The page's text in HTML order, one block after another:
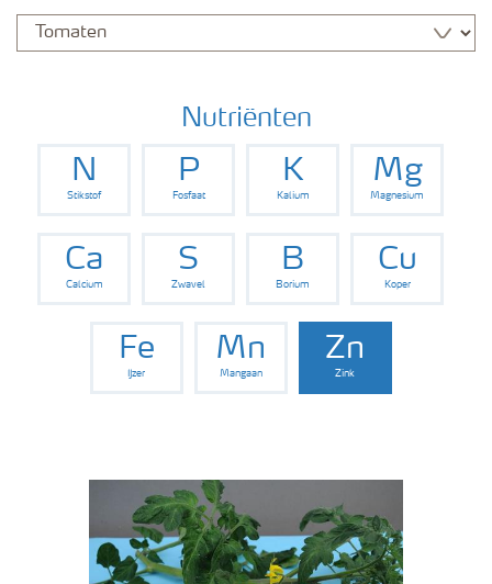
Gewassen
Toolbox
Grow the future
Nutriënten
N
Stikstof
P
Fosfaat
K
Kalium
Mg
Magnesium
Ca
Calcium
S
Zwavel
B
Borium
Cu
Koper
Fe
IJzer
Mn
Mangaan
Zn
Zink